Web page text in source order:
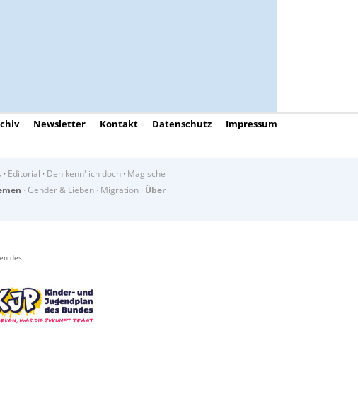
Newsletter Kontakt Datenschutz Impressum
· Editorial · Den kenn' ich doch · Magische
· Gender & Lieben· Migration· Über
des: